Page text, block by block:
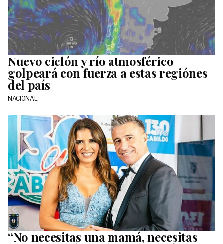
Nuevo ciclón y río atmosférico
golpeará con fuerza a estas regiónes
del país
NACIONAL
“No necesitas una mamá, necesitas